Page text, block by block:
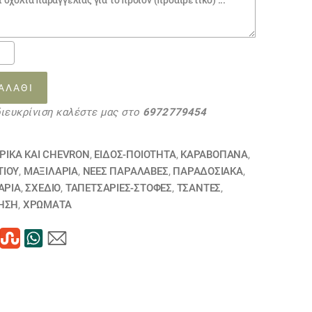
καλέστε μας στο 6972779454
ΚΑΙ CHEVRON, ΕΙΔΟΣ-ΠΟΙΟΤΗΤΑ, ΚΑΡΑΒΌΠΑΝΑ,
, ΜΑΞΙΛΆΡΙΑ, ΝΕΕΣ ΠΑΡΑΛΑΒΕΣ, ΠΑΡΑΔΟΣΙΑΚΑ,
,ΣΧΕΔΙΟ, ΤΑΠΕΤΣΑΡΙΕΣ-ΣΤΟΦΕΣ, ΤΣΆΝΤΕΣ,
, ΧΡΏΜΑΤΑ